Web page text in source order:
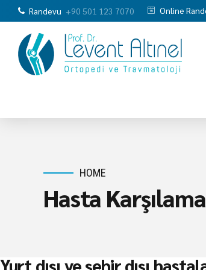
Randevu +90 501 123 7070 Online
HOME
Hasta Karşılama
Yurt dışı ve şehir dışı